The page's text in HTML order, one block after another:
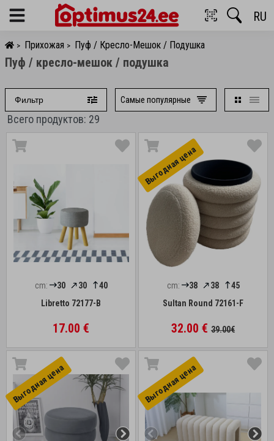
Menu RU
> Прихожая > Пуф / Кресло-Мешок / Подушка
Пуф / кресло-мешок / подушка
Фильтр Самые популярные
Всего продуктов: 29
cm: 30 30
40
Libretto 72177-B
17.00 €
Выгоднaя цена
cm: 38 38
45
Sultan Round 72161-F
32.00 € 39.00€
Выгоднaя цена Выгоднaя цена